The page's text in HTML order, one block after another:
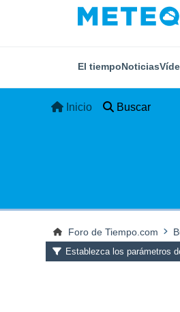
El tiempoNoticias
Inicio Buscar
Foro de Tiempo.com
Establezca los parámetros